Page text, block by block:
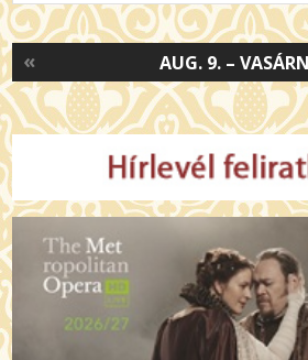
AUG. 9. –
«